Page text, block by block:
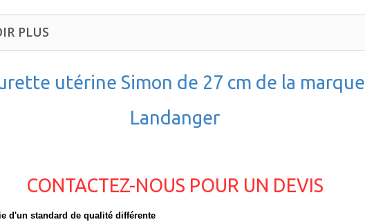
PLUS
utérine Simon de 27 cm de la marque
Landanger
CONTACTEZ-NOUS POUR UN DEVIS
d'un standard de qualité différente